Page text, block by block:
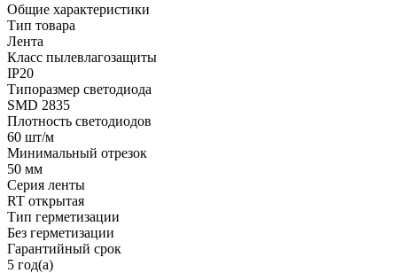
Общие характеристики
Тип товара
Лента
Класс пылевлагозащиты
IP20
Типоразмер светодиода
SMD 2835
Плотность светодиодов
60 шт/м
Минимальный отрезок
50 мм
Серия ленты
RT открытая
Тип герметизации
Без герметизации
Гарантийный срок
5 год(а)